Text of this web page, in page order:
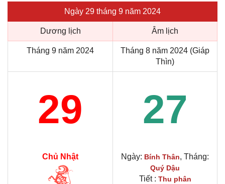
Ngày 29 tháng 9 năm 2024
Dương lịch Âm lịch
Tháng 9 năm 2024
Tháng 8 năm 2024 (Giáp
Thìn)
29 27
Chủ Nhật Ngày: Bính Thân, Tháng:
Quý Dậu
Tiết : Thu phân